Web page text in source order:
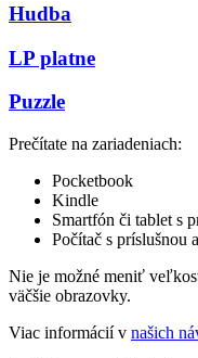
Hudba
LP platne
Puzzle
Prečítate na zariadeniach:
Pocketbook
Kindle
Smartfón či tablet s
Počítač s príslušnou
Nie je možné meniť
väčšie obrazovky.
Viac informácií v našich